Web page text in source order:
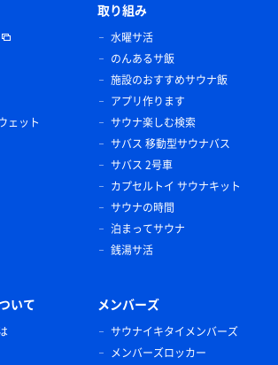
ェット
取り組み
水曜サ活
のんあるサ飯
施設のおすすめサウナ飯
アプリ作ります
サウナ楽しむ検索
サバス 移動型サウナバス
サバス 2号車
カプセルトイ サウナキット
サウナの時間
泊まってサウナ
銭湯サ活
いて メンバーズ
サウナイキタイメンバーズ
メンバーズロッカー